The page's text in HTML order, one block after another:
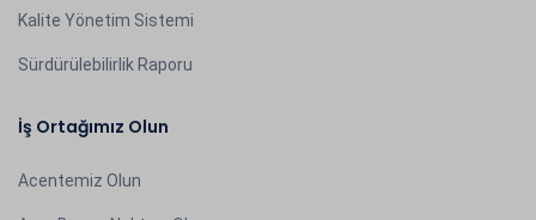
Kalite Yönetim Sistemi
Sürdürülebilirlik Raporu
İş Ortağımız Olun
Acentemiz Olun